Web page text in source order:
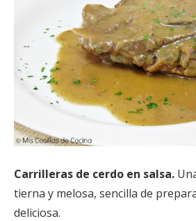
Carrilleras de cerdo en salsa.
tierna y melosa, sencilla de
deliciosa.